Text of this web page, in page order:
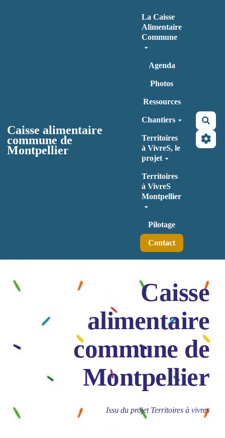
Caisse alimentaire
commune de
Montpellier
La Caisse
Alimentaire
Commune
Agenda
Photos
Ressources
Chantiers
Territoires
à VivreS, le
projet
Territoires
à VivreS
Montpellier
Pilotage
Contact
Caisse
alimentaire
commune de
Montpellier
Issu du projet Territoires à vivres